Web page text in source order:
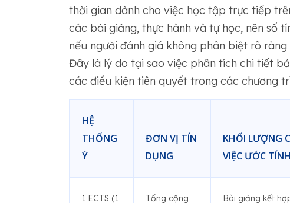
thời gian dành cho việc học tập trực tiếp
các bài giảng, thực hành và tự học, nên số
nếu người đánh giá không phân biệt rõ
Đây là lý do tại sao việc phân tích chi tiết
các điều kiện tiên quyết trong các chương
HỆ
THỐNG
Ý
ĐƠN VỊ TÍN
DỤNG
KHỐI LƯỢNG
VIỆC ƯỚC TÍNH
1 ECTS (1
Tổng cộng
Bài giảng kết